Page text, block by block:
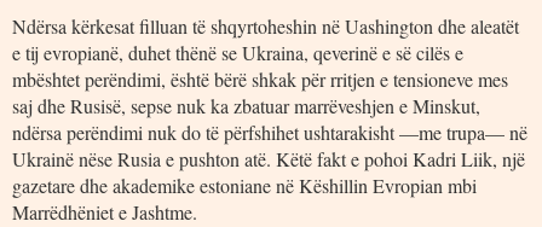
Ndërsa kërkesat filluan të shqyrtoheshin në Uashington dhe aleatët
e tij evropianë, duhet thënë se Ukraina, qeverinë e së cilës e
mbështet perëndimi, është bërë shkak për rritjen e tensioneve mes
saj dhe Rusisë, sepse nuk ka zbatuar marrëveshjen e Minskut,
ndërsa perëndimi nuk do të përfshihet ushtarakisht —me trupa— në
Ukrainë nëse Rusia e pushton atë. Këtë fakt e pohoi Kadri Liik, një
gazetare dhe akademike estoniane në Këshillin Evropian mbi
Marrëdhëniet e Jashtme.